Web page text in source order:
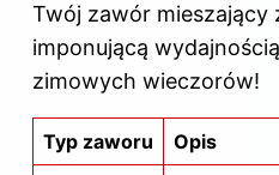
Twój zawór mieszający
imponującą
zimowych wieczorów!
Typ zaworu Opis